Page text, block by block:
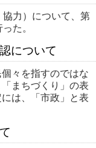
力）について、第
た。
について
々を指すのではな
まちづくり」の表
は、「市政」と表